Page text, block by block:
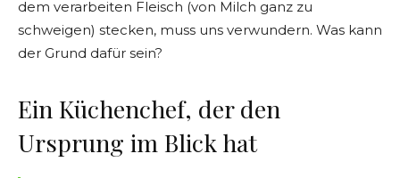
dem verarbeiten Fleisch (von Milch ganz zu
schweigen) stecken, muss uns verwundern. Was kann
der Grund dafür sein?
Ein Küchenchef, der den
Ursprung im Blick hat